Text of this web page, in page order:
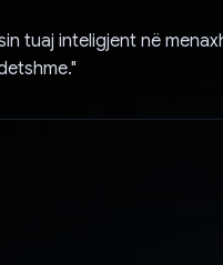
tuaj inteligjent në